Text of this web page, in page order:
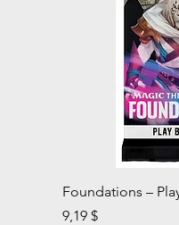
Foundations –
Prix
9,19 $